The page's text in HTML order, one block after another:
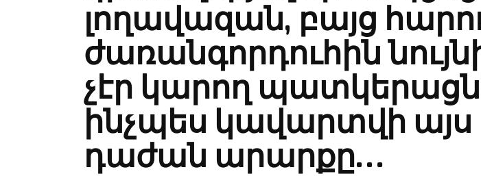
լողավազան, բայց
ժառանգորդուհին
չէր կարող
ինչպես կավարտվի այս
դաժան արարքը…